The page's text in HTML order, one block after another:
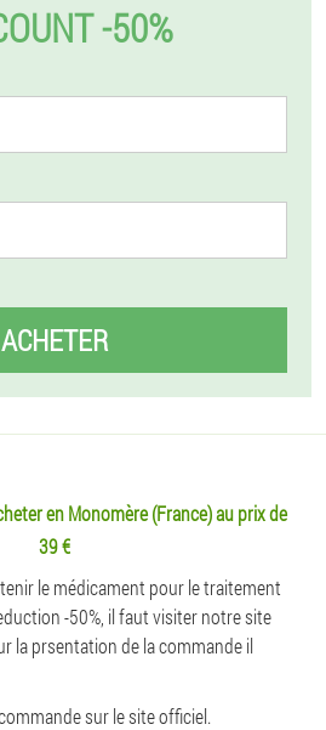
-50%
ACHETER
en Monomère (France) au prix de
39 €
le médicament pour le traitement
-50%, il faut visiter notre site
la prsentation de la commande il
sur le site officiel.